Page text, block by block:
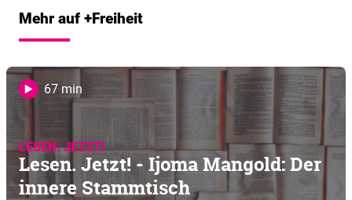
Mehr auf +Freiheit
67 min
LESEN. JETZT!
Lesen. Jetzt! - Ijoma Mangold: Der
innere Stammtisch